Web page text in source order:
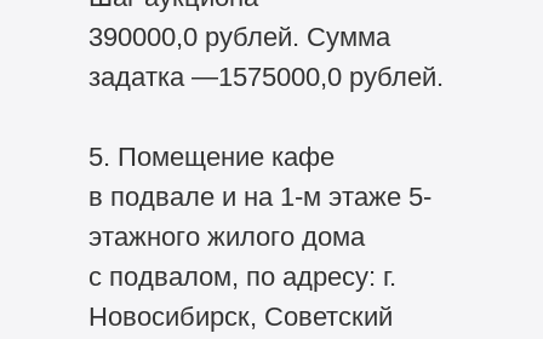
390000,0 рублей. Сумма
задатка —1575000,0 рублей.
5. Помещение кафе
в подвале и на 1-м этаже 5-
этажного жилого дома
с подвалом, по адресу: г.
Новосибирск, Советский